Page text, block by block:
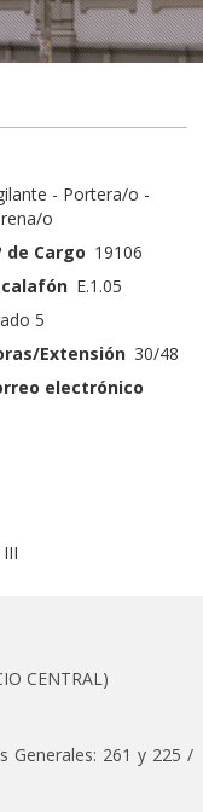
- Portera/o -
o
de Cargo 19106
E.1.05
5
Extensión 30/48
electrónico
CENTRAL)
Generales: 261 y 225 /